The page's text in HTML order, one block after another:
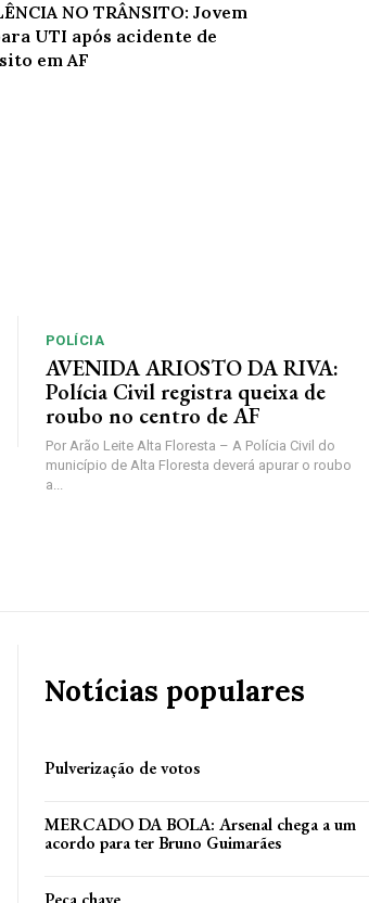
NO TRÂNSITO: Jovem
UTI após acidente de
em AF
POLÍCIA
AVENIDA ARIOSTO DA RIVA:
Polícia Civil registra queixa de
roubo no centro de AF
Por Arão Leite Alta Floresta – A Polícia Civil do
município de Alta Floresta deverá apurar o roubo
a...
Notícias populares
Pulverização de votos
MERCADO DA BOLA: Arsenal chega a um
acordo para ter Bruno Guimarães